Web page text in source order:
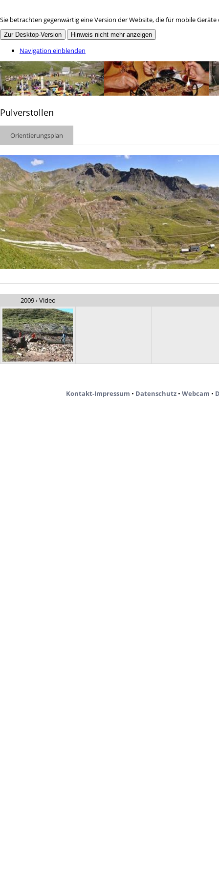
Sie betrachten gegenwärtig eine Version der Website, die für mobile
Zur Desktop-Version Hinweis nicht mehr anzeigen
Navigation einblenden
Pulverstollen
Orientierungsplan
2009 › Video
Kontakt-Impressum • Datenschutz• Webcam •